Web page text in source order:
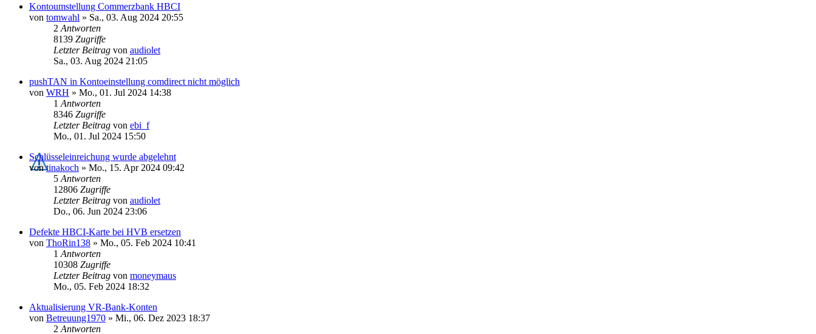
Kontoumstellung Commerzbank HBCI
von tomwahl » Sa., 03. Aug 2024 20:55
2 Antworten
8139 Zugriffe
Letzter Beitrag von audiolet
Sa., 03. Aug 2024 21:05
pushTAN in Kontoeinstellung comdirect nicht möglich
von WRH » Mo., 01. Jul 2024 14:38
1 Antworten
8346 Zugriffe
Letzter Beitrag von ebi_f
Mo., 01. Jul 2024 15:50
Schlüsseleinreichung wurde abgelehnt
vontinakoch » Mo., 15. Apr 2024 09:42
5 Antworten
12806 Zugriffe
Letzter Beitrag von audiolet
Do., 06. Jun 2024 23:06
Defekte HBCI-Karte bei HVB ersetzen
von ThoRin138 » Mo., 05. Feb 2024 10:41
1 Antworten
10308 Zugriffe
Letzter Beitrag von moneymaus
Mo., 05. Feb 2024 18:32
Aktualisierung VR-Bank-Konten
von Betreuung1970 » Mi., 06. Dez 2023 18:37
2 Antworten